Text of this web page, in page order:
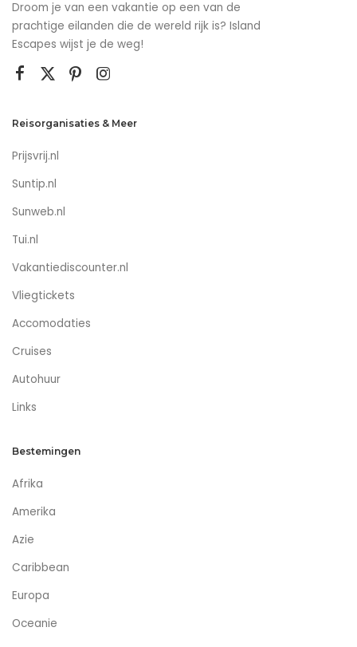
Droom je van een vakantie op een van de
prachtige eilanden die de wereld rijk is? Island
Escapes wijst je de weg!
Reisorganisaties & Meer
Prijsvrij.nl
Suntip.nl
Sunweb.nl
Tui.nl
Vakantiediscounter.nl
Vliegtickets
Accomodaties
Cruises
Autohuur
Links
Bestemingen
Afrika
Amerika
Azie
Caribbean
Europa
Oceanie